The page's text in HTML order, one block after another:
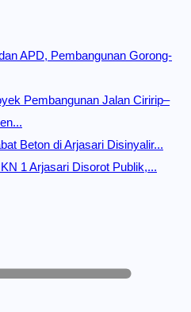
APD, Pembangunan Gorong-
Pembangunan Jalan Ciririp–
Beton di Arjasari Disinyalir...
1 Arjasari Disorot Publik,...